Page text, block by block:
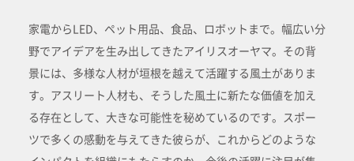
家電からLED、ペット用品、食品、ロボットまで。幅広い分
野でアイデアを生み出してきたアイリスオーヤマ。その背
景には、多様な人材が垣根を越えて活躍する風土がありま
す。アスリート人材も、そうした風土に新たな価値を加え
る存在として、大きな可能性を秘めているのです。スポー
ツで多くの感動を与えてきた彼らが、これからどのような